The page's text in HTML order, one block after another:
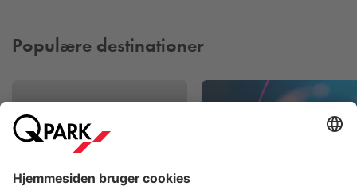
Populære destinationer
Restaurant
Flammen -